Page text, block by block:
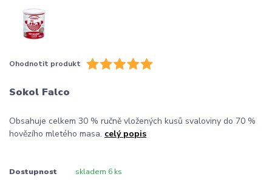
Ohodnotit produkt
Sokol Falco
Obsahuje celkem 30 % ručně vložených kusů svaloviny do 70 %
hovězího mletého masa. celý popis
Dostupnost skladem 6 ks